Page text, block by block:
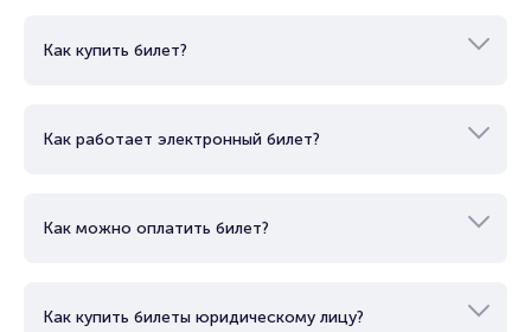
Как купить билет?
Как работает электронный билет?
Как можно оплатить билет?
Как купить билеты юридическому лицу?